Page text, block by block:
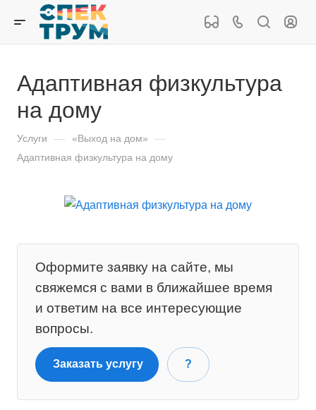
Адаптивная физкультура
на дому
Услуги — «Выход на дом» —
Адаптивная физкультура на дому
Оформите заявку на сайте, мы
свяжемся с вами в ближайшее время
и ответим на все интересующие
вопросы.
Заказать услугу ?